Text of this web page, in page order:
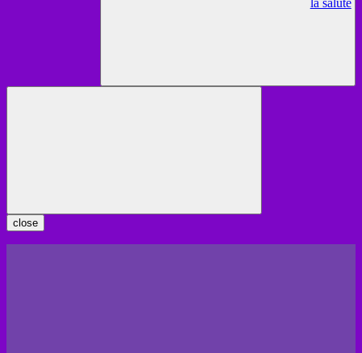
close